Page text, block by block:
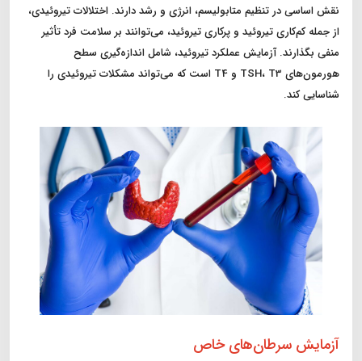
نقش اساسی در تنظیم متابولیسم، انرژی و رشد دارند. اختلالات تیروئیدی،
از جمله کم‌کاری تیروئید و پرکاری تیروئید، می‌توانند بر سلامت فرد تأثیر
منفی بگذارند. آزمایش عملکرد تیروئید، شامل اندازه‌گیری سطح
هورمون‌های TSH، T3 و T4 است که می‌تواند مشکلات تیروئیدی را
شناسایی کند.
آزمایش سرطان‌های خاص